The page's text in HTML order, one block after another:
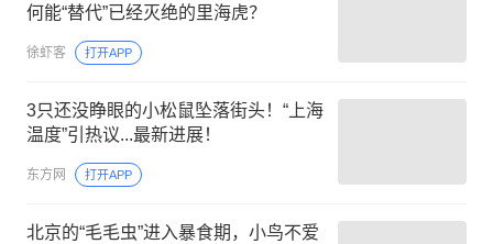
何能“替代”已经灭绝的里海虎？
徐虾客 打开APP
3只还没睁眼的小松鼠坠落街头！“上海
温度”引热议...最新进展！
东方网 打开APP
北京的“毛毛虫”进入暴食期，小鸟不爱